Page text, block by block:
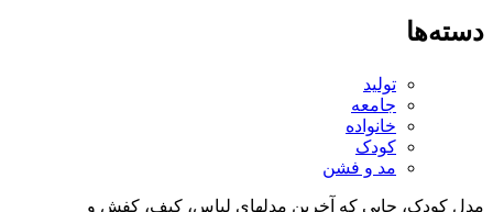
تولید
جامعه
خانواده
کودک
مد و فشن
کودک، جایی که آخرین مدلهای لباس، کیف، کفش و